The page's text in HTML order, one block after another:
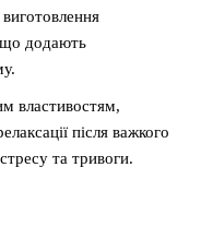
додають
властивостям,
після важкого
та тривоги.